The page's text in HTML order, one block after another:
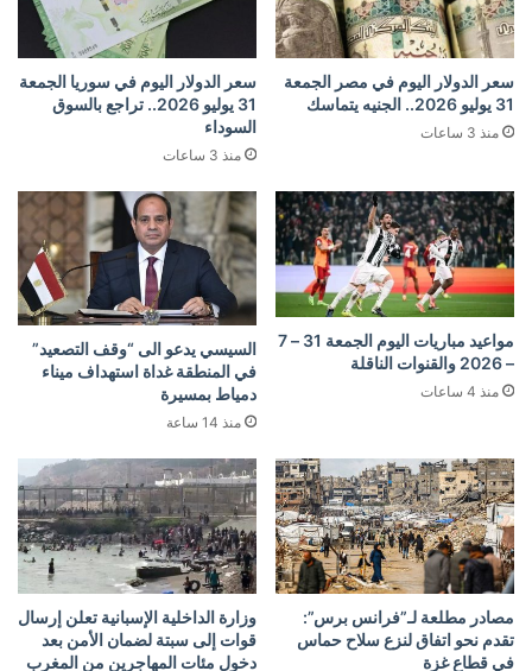
سعر الدولار اليوم في مصر الجمعة
31 يوليو 2026.. الجنيه يتماسك
منذ 3 ساعات
سعر الدولار اليوم في سوريا الجمعة
31 يوليو 2026.. تراجع بالسوق
السوداء
منذ 3 ساعات
مواعيد مباريات اليوم الجمعة 31 – 7
– 2026 والقنوات الناقلة
منذ 4 ساعات
السيسي يدعو الى “وقف التصعيد”
في المنطقة غداة استهداف ميناء
دمياط بمسيرة
منذ 14 ساعة
مصادر مطلعة لـ”فرانس برس”:
تقدم نحو اتفاق لنزع سلاح حماس
في قطاع غزة
وزارة الداخلية الإسبانية تعلن إرسال
قوات إلى سبتة لضمان الأمن بعد
دخول مئات المهاجرين من المغرب